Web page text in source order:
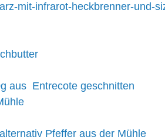
mit-infrarot-heckbrenner-und-
aus  Entrecote geschnitten
Pfeffer aus der Mühle